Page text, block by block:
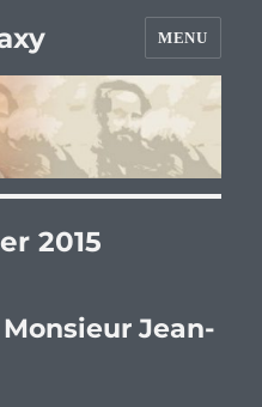
MENU
2015
Jean-